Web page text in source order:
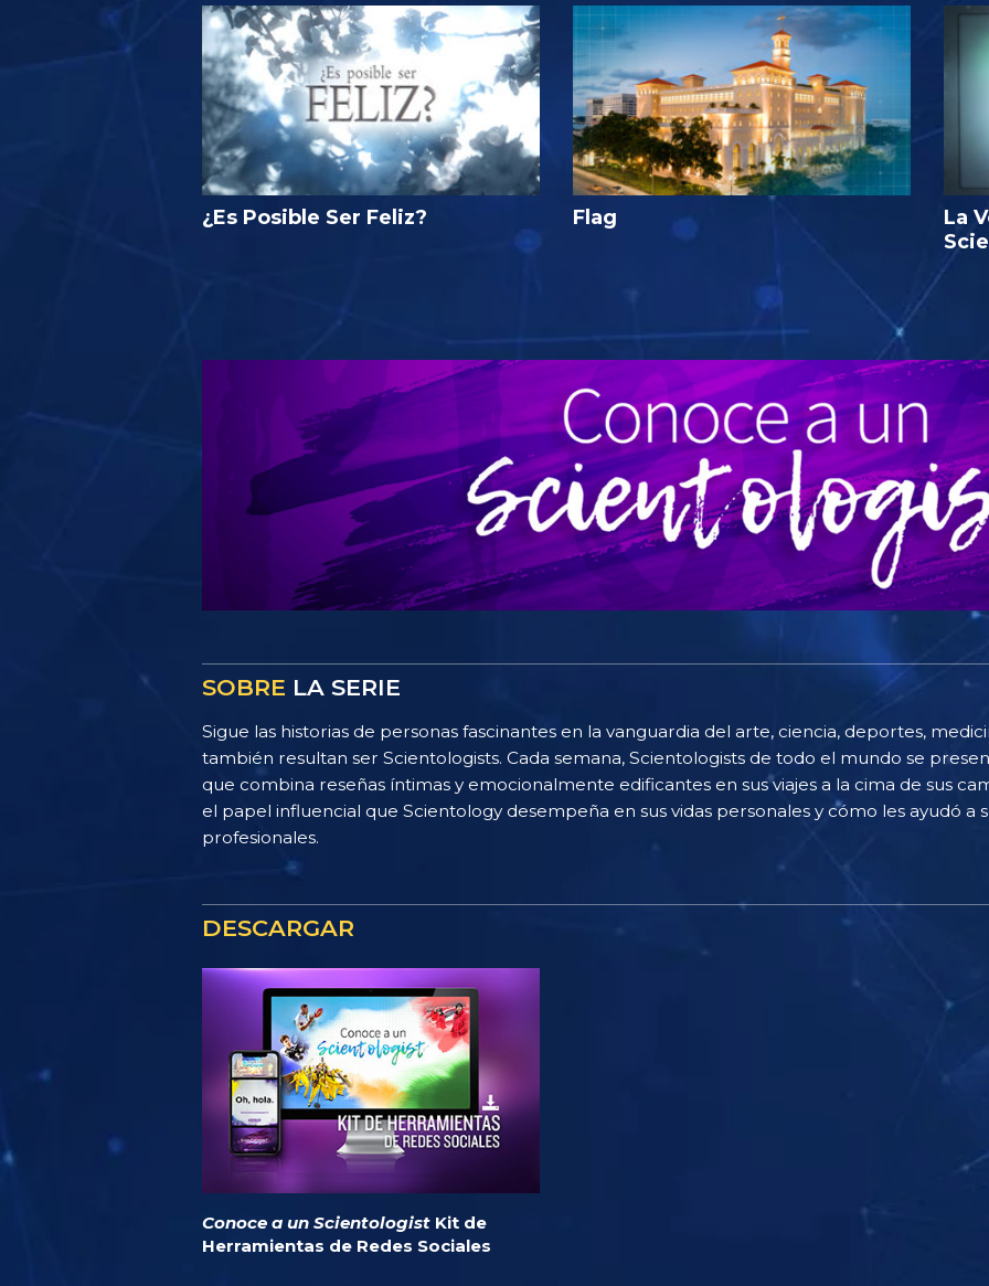
¿Es Posible Ser Feliz? Flag
La
SOBRE LA SERIE
Sigue las historias de personas fascinantes en la vanguardia del arte, ciencia, deportes,
también resultan ser Scientologists. Cada semana, Scientologists de todo el mundo se
que combina reseñas íntimas y emocionalmente edificantes en sus viajes a la cima de sus
el papel influencial que Scientology desempeña en sus vidas personales y cómo les ayudó a
profesionales.
DESCARGAR
Conoce a un Scientologist Kit de
Herramientas de Redes Sociales